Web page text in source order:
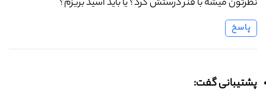
پاسخ
پشتیبانی گفت: